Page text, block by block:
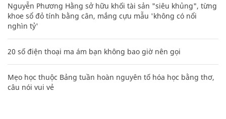
Nguyễn Phương Hằng sở hữu khối tài sản "siêu khủng", từng
khoe sổ đỏ tính bằng cân, mắng cựu mẫu 'không có nổi
nghìn tỷ'
20 số điện thoại ma ám bạn không bao giờ nên gọi
Mẹo học thuộc Bảng tuần hoàn nguyên tố hóa học bằng thơ,
câu nói vui vẻ